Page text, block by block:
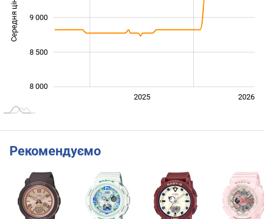
Середня ціна 10 000
8 000
9 000
8 500
2025 2026
Рекомендуємо